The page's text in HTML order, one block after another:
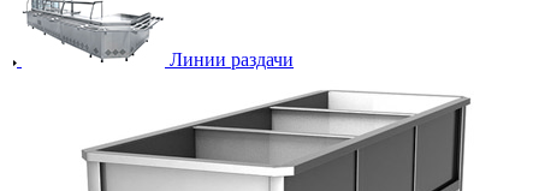
Линии раздачи